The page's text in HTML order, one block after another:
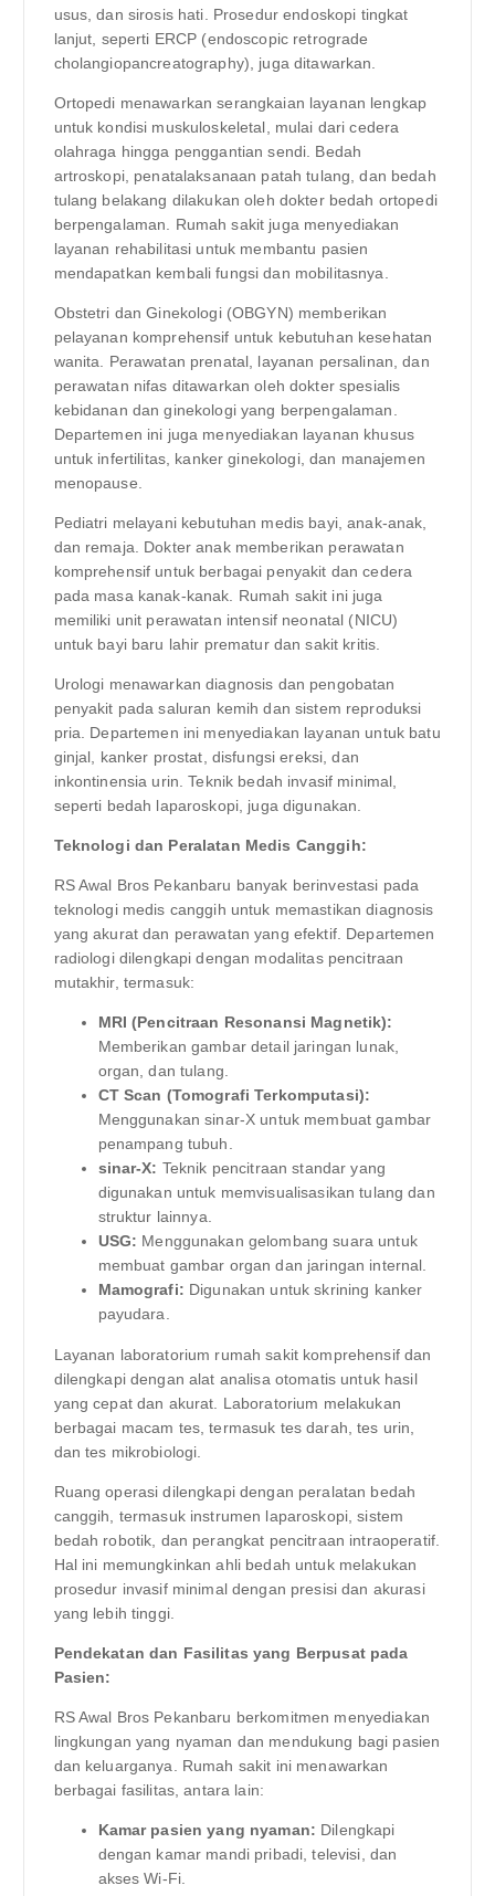
usus, dan sirosis hati. Prosedur endoskopi tingkat
lanjut, seperti ERCP (endoscopic retrograde
cholangiopancreatography), juga ditawarkan.
Ortopedi menawarkan serangkaian layanan lengkap
untuk kondisi muskuloskeletal, mulai dari cedera
olahraga hingga penggantian sendi. Bedah
artroskopi, penatalaksanaan patah tulang, dan bedah
tulang belakang dilakukan oleh dokter bedah ortopedi
berpengalaman. Rumah sakit juga menyediakan
layanan rehabilitasi untuk membantu pasien
mendapatkan kembali fungsi dan mobilitasnya.
Obstetri dan Ginekologi (OBGYN) memberikan
pelayanan komprehensif untuk kebutuhan kesehatan
wanita. Perawatan prenatal, layanan persalinan, dan
perawatan nifas ditawarkan oleh dokter spesialis
kebidanan dan ginekologi yang berpengalaman.
Departemen ini juga menyediakan layanan khusus
untuk infertilitas, kanker ginekologi, dan manajemen
menopause.
Pediatri melayani kebutuhan medis bayi, anak-anak,
dan remaja. Dokter anak memberikan perawatan
komprehensif untuk berbagai penyakit dan cedera
pada masa kanak-kanak. Rumah sakit ini juga
memiliki unit perawatan intensif neonatal (NICU)
untuk bayi baru lahir prematur dan sakit kritis.
Urologi menawarkan diagnosis dan pengobatan
penyakit pada saluran kemih dan sistem reproduksi
pria. Departemen ini menyediakan layanan untuk batu
ginjal, kanker prostat, disfungsi ereksi, dan
inkontinensia urin. Teknik bedah invasif minimal,
seperti bedah laparoskopi, juga digunakan.
Teknologi dan Peralatan Medis Canggih:
RS Awal Bros Pekanbaru banyak berinvestasi pada
teknologi medis canggih untuk memastikan diagnosis
yang akurat dan perawatan yang efektif. Departemen
radiologi dilengkapi dengan modalitas pencitraan
mutakhir, termasuk:
MRI (Pencitraan Resonansi Magnetik):
Memberikan gambar detail jaringan lunak,
organ, dan tulang.
CT Scan (Tomografi Terkomputasi):
Menggunakan sinar-X untuk membuat gambar
penampang tubuh.
sinar-X: Teknik pencitraan standar yang
digunakan untuk memvisualisasikan tulang dan
struktur lainnya.
USG: Menggunakan gelombang suara untuk
membuat gambar organ dan jaringan internal.
Mamografi: Digunakan untuk skrining kanker
payudara.
Layanan laboratorium rumah sakit komprehensif dan
dilengkapi dengan alat analisa otomatis untuk hasil
yang cepat dan akurat. Laboratorium melakukan
berbagai macam tes, termasuk tes darah, tes urin,
dan tes mikrobiologi.
Ruang operasi dilengkapi dengan peralatan bedah
canggih, termasuk instrumen laparoskopi, sistem
bedah robotik, dan perangkat pencitraan intraoperatif.
Hal ini memungkinkan ahli bedah untuk melakukan
prosedur invasif minimal dengan presisi dan akurasi
yang lebih tinggi.
Pendekatan dan Fasilitas yang Berpusat pada
Pasien:
RS Awal Bros Pekanbaru berkomitmen menyediakan
lingkungan yang nyaman dan mendukung bagi pasien
dan keluarganya. Rumah sakit ini menawarkan
berbagai fasilitas, antara lain:
Kamar pasien yang nyaman: Dilengkapi
dengan kamar mandi pribadi, televisi, dan
akses Wi-Fi.